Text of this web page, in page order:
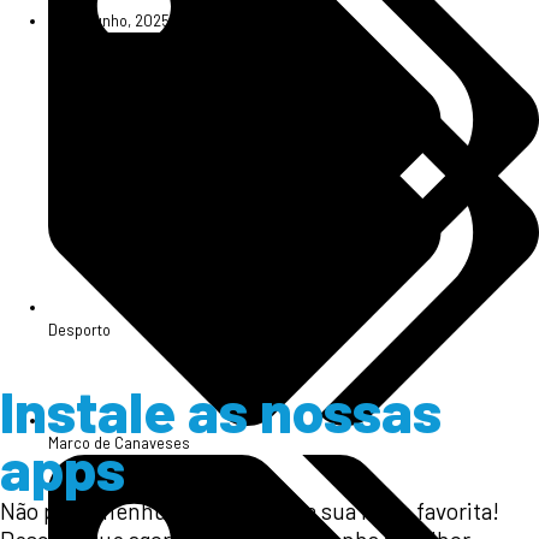
Desporto
21 de Junho, 2025
Marco de Canaveses
Instale as nossas
apps
Não perca nenhum momento da sua rádio favorita!